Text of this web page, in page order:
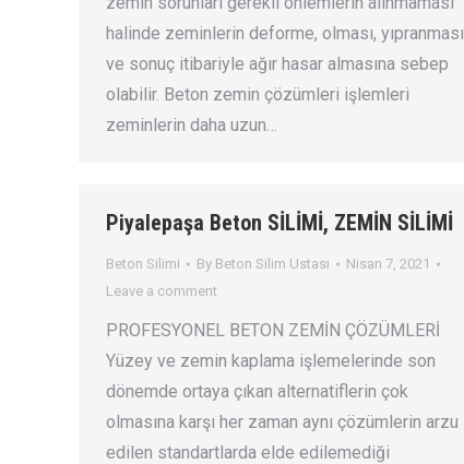
halinde zeminlerin deforme, olması, yıpranması
ve sonuç itibariyle ağır hasar almasına sebep
olabilir. Beton zemin çözümleri işlemleri
zeminlerin daha uzun…
Piyalepaşa Beton SİLİMİ, ZEMİN SİLİMİ
Beton Silimi By Beton Silim Ustası
Nisan 7, 2021
Leave a comment
PROFESYONEL BETON ZEMİN ÇÖZÜMLERİ
Yüzey ve zemin kaplama işlemelerinde son
dönemde ortaya çıkan alternatiflerin çok
olmasına karşı her zaman aynı çözümlerin arzu
edilen standartlarda elde edilemediği